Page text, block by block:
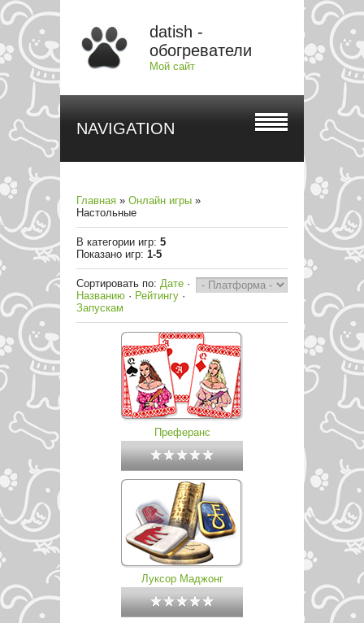
datish -
обогреватели
Мой сайт
NAVIGATION
Главная » Онлайн игры »
Настольные
В категории игр: 5
Показано игр: 1-5
Сортировать по: Дате ·
Названию · Рейтингу ·
Запускам
Преферанс
Луксор Маджонг